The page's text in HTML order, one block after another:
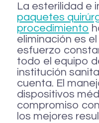
La esterilidad e
paquetes
procedimiento
eliminación es
esfuerzo
todo el equipo
institución
cuenta. El
dispositivos
compromiso
los mejores